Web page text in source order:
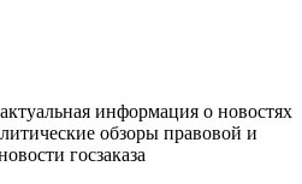
информация о новостях
обзоры правовой и
госзаказа